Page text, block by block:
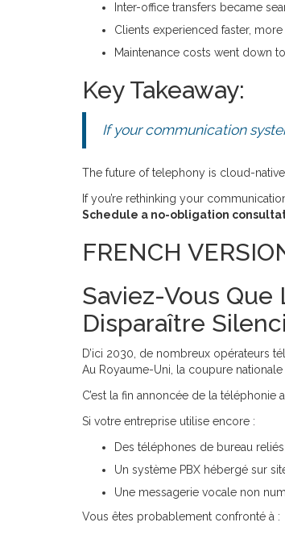
Inter-office transfers became
Clients experienced faster,
Maintenance costs went down
Key Takeaway:
If your communication
The future of telephony is cloud-
If you’re rethinking your
Schedule a no-obligation
FRENCH
Saviez-Vous
Disparaître
D’ici 2030, de nombreux opérateurs
Au Royaume-Uni, la coupure
C’est la fin annoncée de la téléphonie
Si votre entreprise utilise encore :
Des téléphones de bureau
Un système PBX hébergé sur
Une messagerie vocale non
Vous êtes probablement confronté à :